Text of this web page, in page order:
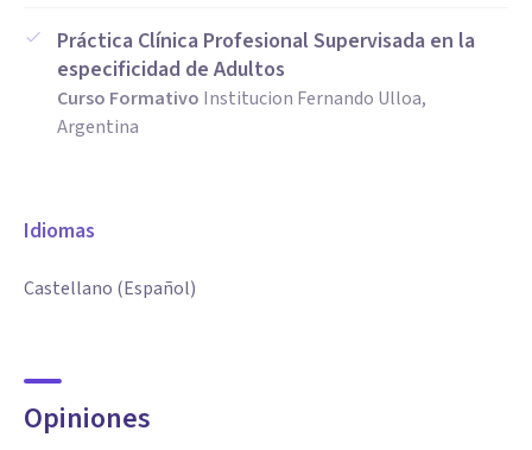
Práctica Clínica Profesional Supervisada en la
especificidad de Adultos
Curso Formativo Institucion Fernando Ulloa,
Argentina
Idiomas
Castellano (Español)
Opiniones